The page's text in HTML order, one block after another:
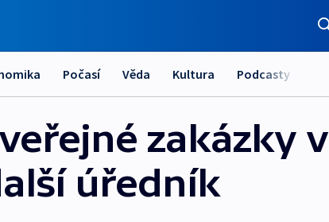
Počasí Věda Kultura Podcasty
zakázky v
úředník